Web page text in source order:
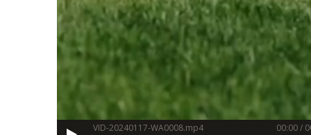
VID-20240117-WA0008.mp4 00:00/